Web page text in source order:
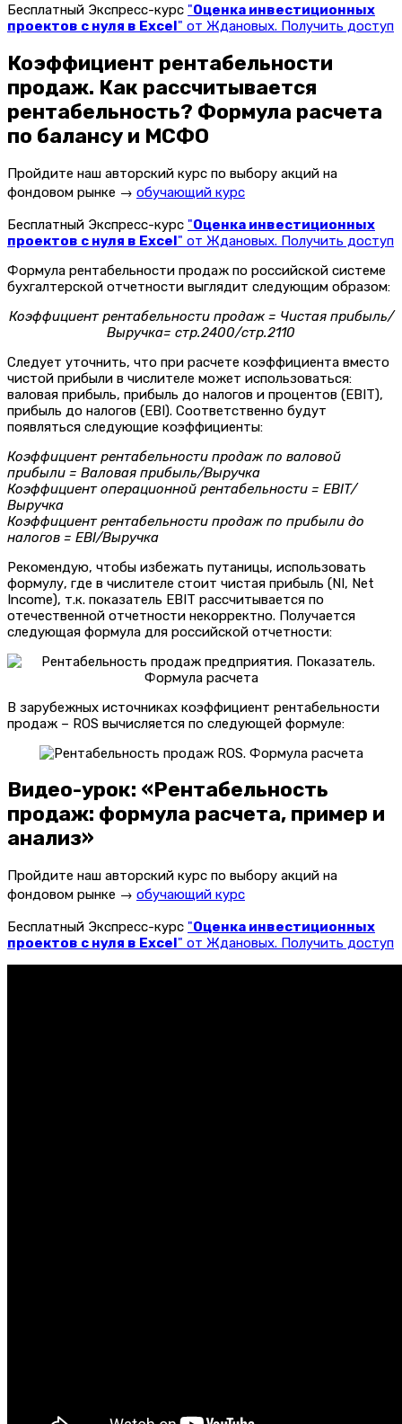
Бесплатный Экспресс-курс "Оценка инвестиционных
проектов с нуля в Excel " от Ждановых. Получить доступ
Коэффициент рентабельности
продаж. Как рассчитывается
рентабельность? Формула расчета
по балансу и МСФО
Пройдите наш авторский курс по выбору акций на
фондовом рынке → обучающий курс
Бесплатный Экспресс-курс "Оценка инвестиционных
проектов с нуля в Excel" от Ждановых. Получить доступ
Формула рентабельности продаж по российской системе
бухгалтерской отчетности выглядит следующим образом:
Коэффициент рентабельности продаж = Чистая прибыль/
Выручка= стр.2400/стр.2110
Следует уточнить, что при расчете коэффициента вместо
чистой прибыли в числителе может использоваться:
валовая прибыль, прибыль до налогов и процентов (EBIT),
прибыль до налогов (EBI). Соответственно будут
появляться следующие коэффициенты:
Коэффициент рентабельности продаж по валовой
прибыли = Валовая прибыль/Выручка
Коэффициент операционной рентабельности = EBIT/
Выручка
Коэффициент рентабельности продаж по прибыли до
налогов = EBI/Выручка
Рекомендую, чтобы избежать путаницы, использовать
формулу, где в числителе стоит чистая прибыль (NI, Net
Income), т.к. показатель EBIT рассчитывается по
отечественной отчетности некорректно. Получается
следующая формула для российской отчетности:
В зарубежных источниках коэффициент рентабельности
продаж – ROS вычисляется по следующей формуле:
Видео-урок: «Рентабельность
продаж: формула расчета, пример и
анализ»
Пройдите наш авторский курс по выбору акций на
фондовом рынке → обучающий курс
Бесплатный Экспресс-курс "Оценка инвестиционных
проектов с нуля в Excel" от Ждановых. Получить доступ